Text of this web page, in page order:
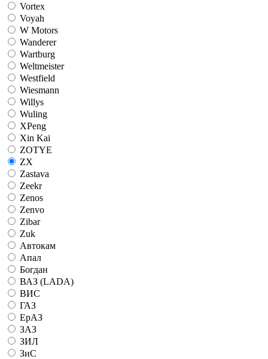
Vortex
Voyah
W Motors
Wanderer
Wartburg
Weltmeister
Westfield
Wiesmann
Willys
Wuling
XPeng
Xin Kai
ZOTYE
ZX
Zastava
Zeekr
Zenos
Zenvo
Zibar
Zuk
Автокам
Апал
Богдан
ВАЗ (LADA)
ВИС
ГАЗ
ЕрАЗ
ЗАЗ
ЗИЛ
ЗиС